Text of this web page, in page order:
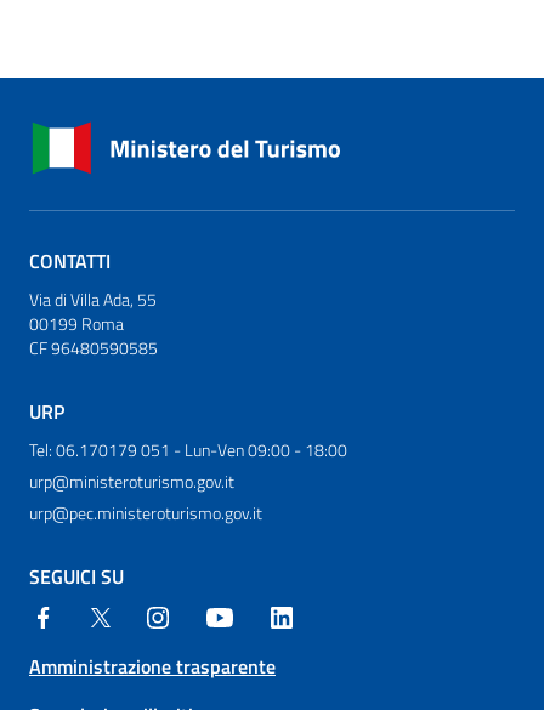
CONTATTI
Via di Villa Ada, 55
00199 Roma
CF 96480590585
URP
Tel: 06.170179 051 - Lun-Ven 09:00 - 18:00
urp@ministeroturismo.gov.it
urp@pec.ministeroturismo.gov.it
SEGUICI SU
Amministrazione trasparente